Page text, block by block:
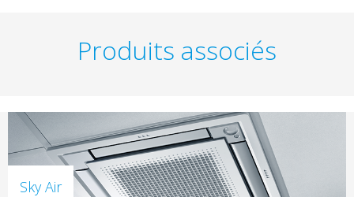
Produits associés
Sky Air